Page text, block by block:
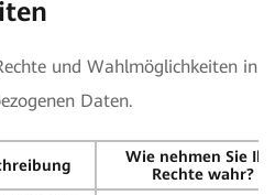
und Wahlmöglichkeiten in
Daten.
Wie nehmen Sie
Rechte wahr?